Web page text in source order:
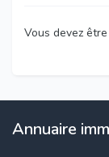
Vous devez être
Annuaire